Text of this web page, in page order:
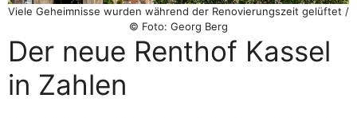
Viele Geheimnisse wurden während der Renovierungszeit gelüftet /
© Foto: Georg Berg
Der neue Renthof Kassel
in Zahlen